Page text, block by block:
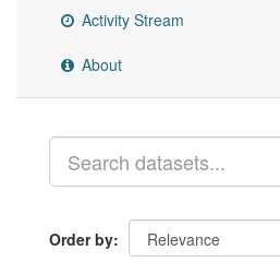
Activity Stream
About
Order by